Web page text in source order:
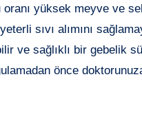
yüksek meyve ve
sıvı alımını
ve sağlıklı bir gebelik
önce